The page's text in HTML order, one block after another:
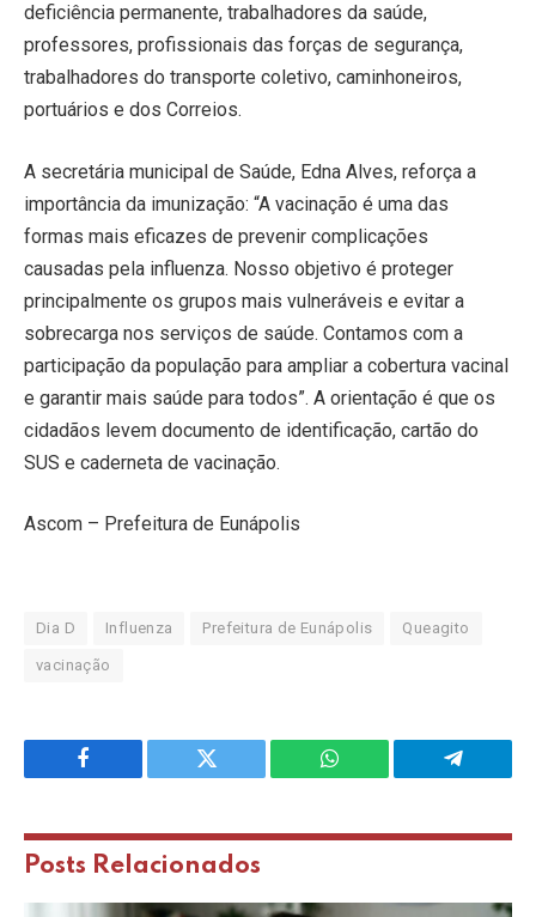
deficiência permanente, trabalhadores da saúde,
professores, profissionais das forças de segurança,
trabalhadores do transporte coletivo, caminhoneiros,
portuários e dos Correios.
A secretária municipal de Saúde, Edna Alves, reforça a
importância da imunização: “A vacinação é uma das
formas mais eficazes de prevenir complicações
causadas pela influenza. Nosso objetivo é proteger
principalmente os grupos mais vulneráveis e evitar a
sobrecarga nos serviços de saúde. Contamos com a
participação da população para ampliar a cobertura vacinal
e garantir mais saúde para todos”. A orientação é que os
cidadãos levem documento de identificação, cartão do
SUS e caderneta de vacinação.
Ascom – Prefeitura de Eunápolis
Dia D Influenza Prefeitura de Eunápolis Queagito
vacinação
Facebook Twitter WhatsApp Telegram
Posts Relacionados